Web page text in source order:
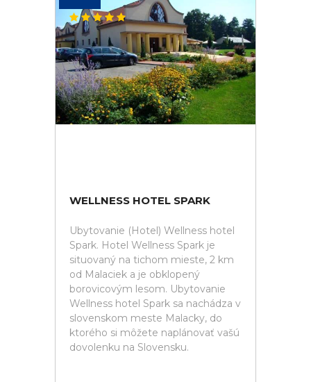
WELLNESS HOTEL SPARK
Ubytovanie (Hotel) Wellness hotel
Spark. Hotel Wellness Spark je
situovaný na tichom mieste, 2 km
od Malaciek a je obklopený
borovicovým lesom. Ubytovanie
Wellness hotel Spark sa nachádza v
slovenskom meste Malacky, do
ktorého si môžete naplánovať vašú
dovolenku na Slovensku.